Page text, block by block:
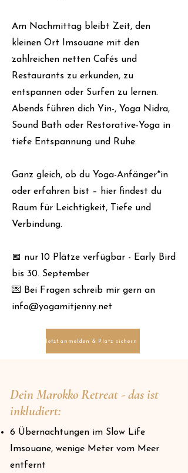
Am Nachmittag bleibt Zeit, den
kleinen Ort Imsouane mit den
zahlreichen netten Cafés und
Restaurants zu erkunden, zu
entspannen oder Surfen zu lernen.
Abends führen dich Yin-, Yoga Nidra,
Sound Bath oder Restorative-Yoga in
tiefe Entspannung und Ruhe.
Ganz gleich, ob du Yoga-Anfänger*in
oder erfahren bist – hier findest du
Raum für Leichtigkeit, Tiefe und
Verbindung.
📅 nur 10 Plätze verfügbar - Early Bird
bis 30. September
💌 Bei Fragen schreib mir gern an
info@yogamitjenny.net
Jetzt anmelden & Platz sichern
Dein Marokko Retreat - das ist
inkludiert:
6 Übernachtungen im Slow Life
Imsouane, wenige Meter vom Meer
entfernt